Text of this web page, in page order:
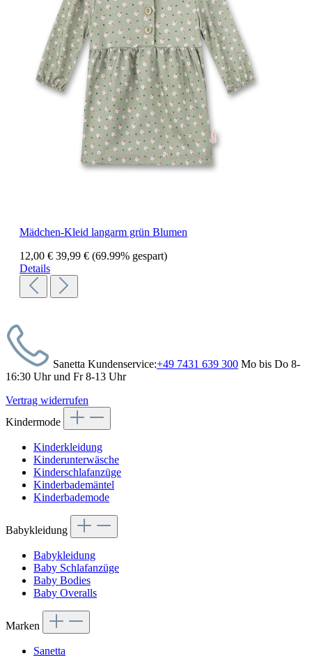
Mädchen-Kleid langarm grün Blumen
12,00 € 39,99 € (69.99% gespart)
Details
Sanetta Kundenservice:+49 7431 639 300 Mo bis Do 8-
16:30 Uhr und Fr 8-13 Uhr
Vertrag widerrufen
Kindermode
Kinderkleidung
Kinderunterwäsche
Kinderschlafanzüge
Kinderbademäntel
Kinderbademode
Babykleidung
Babykleidung
Baby Schlafanzüge
Baby Bodies
Baby Overalls
Marken
Sanetta